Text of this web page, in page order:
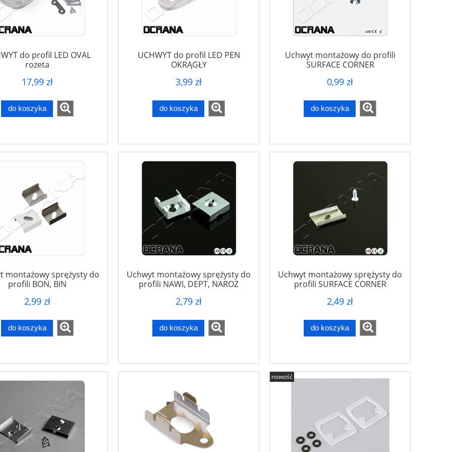
do profil LED OVAL
rozeta
17,99 zł
do koszyka
UCHWYT do profil LED PEN
OKRĄGŁY
3,99 zł
do koszyka
Uchwyt montażowy do profili
SURFACE CORNER
0,99 zł
do koszyka
montażowy sprężysty do
profili BON, BIN
2,99 zł
do koszyka
Uchwyt montażowy sprężysty do
profili NAWI, DEPT, NAROZ
2,79 zł
do koszyka
Uchwyt montażowy sprężysty do
profili SURFACE CORNER
2,49 zł
do koszyka
nowość